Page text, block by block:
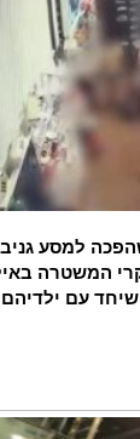
למסע
שיחד עם